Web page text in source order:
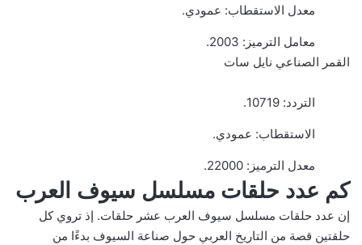
معدل الاستقطاب: عمودي.
معامل الترميز: 2003.
القمر الصناعي نايل سات
التردد: 10719.
الاستقطاب: عمودي.
معدل الترميز: 22000.
كم عدد حلقات مسلسل سيوف العرب
إن عدد حلقات مسلسل سيوف العرب عشر حلقات. إذ تروي كل
حلقتين قصة من التاريخ العربي حول صناعة السيوف بدءًا من